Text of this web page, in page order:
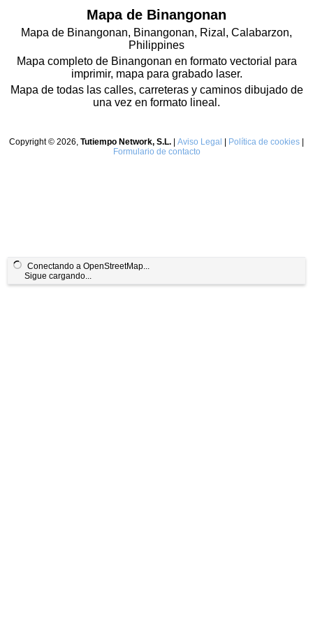
Conectando a OpenStreetMap...
Sigue cargando...
Mapa de Binangonan
Mapa de Binangonan, Binangonan, Rizal, Calabarzon,
Philippines
Mapa completo de Binangonan en formato vectorial para
imprimir, mapa para grabado laser.
Mapa de todas las calles, carreteras y caminos dibujado de
una vez en formato lineal.
Copyright © 2026, Tutiempo Network, S.L. Aviso Legal Política de cookies
Formulario de contacto